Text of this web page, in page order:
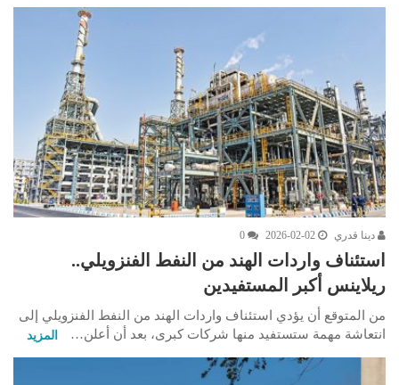
دينا قدري 2026-02-02
0
استئناف واردات الهند من النفط الفنزويلي..
ريلاينس أكبر المستفيدين
من المتوقع أن يؤدي استئناف واردات الهند من النفط الفنزويلي إلى
انتعاشة مهمة ستستفيد منها شركات كبرى، بعد أن أعلن…
المزيد